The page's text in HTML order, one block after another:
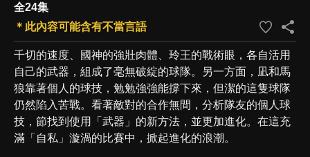
全24集
＊此內容可能含有不當言語
千切的速度、國神的強壯肉體、玲王的戰術眼，各自活用
自己的武器，組成了毫無破綻的球隊。另一方面，凪和馬
狼靠著個人的球技，勉勉強強能撐下來，但潔的這隻球隊
仍然陷入苦戰。看著敵對的合作無間，分析隊友的個人球
技，節找到使用「武器」的新方法，並更加進化。在這充
滿「自私」漩渦的比賽中，掀起進化的浪潮。